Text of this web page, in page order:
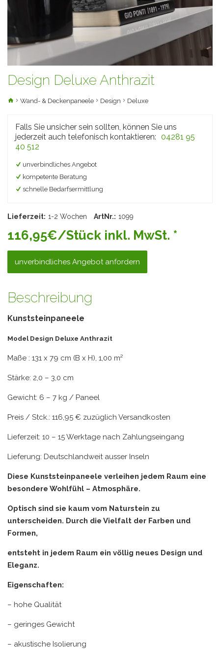
Design Deluxe Anthrazit
Wand- & Deckenpaneele Design Deluxe
Falls Sie unsicher sein sollten, können Sie uns
jederzeit auch telefonisch kontaktieren: 04281 95
40 512
unverbindliches Angebot
kompetente Beratung
schnelle Bedarfsermittlung
Lieferzeit: 1-2 Wochen ArtNr.: 1099
116,95€/Stück inkl. MwSt. *
unverbindliches Angebot anfordern
Beschreibung
Kunststeinpaneele
Model Design Deluxe Anthrazit
Maße : 131 x 79 cm (B x H), 1,00 m²
Stärke: 2,0 – 3,0 cm
Gewicht: 6 – 7 kg / Paneel
Preis / Stck.: 116,95 € zuzüglich Versandkosten
Lieferzeit: 10 – 15 Werktage nach Zahlungseingang
Lieferung: Deutschlandweit ausser Inseln
Diese Kunststeinpaneele verleihen jedem Raum eine
besondere Wohlfühl – Atmosphäre.
Optisch sind sie kaum vom Naturstein zu
unterscheiden. Durch die Vielfalt der Farben und
Formen,
entsteht in jedem Raum ein völlig neues Design und
Eleganz.
Eigenschaften:
– hohe Qualität
– geringes Gewicht
– akustische Isolierung